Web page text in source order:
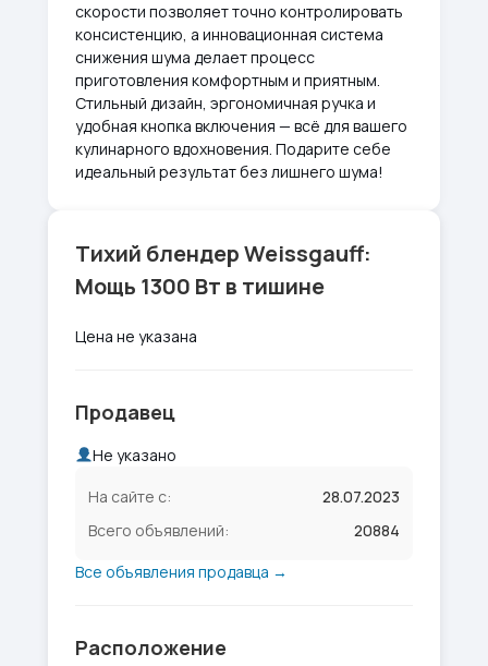
скорости позволяет точно контролировать
консистенцию, а инновационная система
снижения шума делает процесс
приготовления комфортным и приятным.
Стильный дизайн, эргономичная ручка и
удобная кнопка включения — всё для вашего
кулинарного вдохновения. Подарите себе
идеальный результат без лишнего шума!
Тихий блендер Weissgauff:
Мощь 1300 Вт в тишине
Цена не указана
Продавец
Не указано
На сайте с:
28.07.2023
Всего объявлений:
20884
Все объявления продавца →
Расположение